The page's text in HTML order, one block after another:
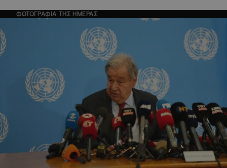
ΦΩΤΟΓΡΑΦΙΑ ΤΗΣ ΗΜΕΡΑΣ